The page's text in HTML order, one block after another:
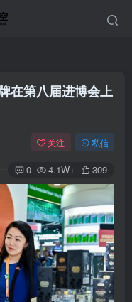
在第八届进博会上
关注 私信
0 4.1W+ 309